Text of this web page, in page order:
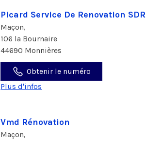
Picard Service De Renovation SDR
Maçon,
106 la Bournaire
44690 Monnières
Obtenir le numéro
Plus d'infos
Vmd Rénovation
Maçon,